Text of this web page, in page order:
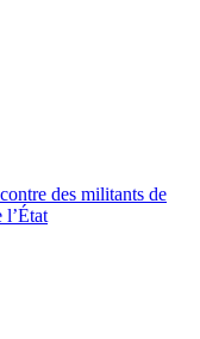
des militants de
l’État